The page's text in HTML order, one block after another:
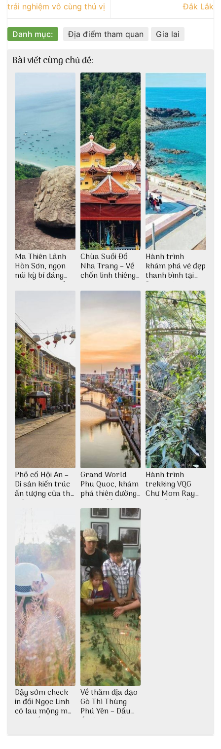
trải nghiệm vô cùng thú vị
Đắk Lắk
Danh mục: Địa điểm tham quan Gia lai
Bài viết cùng chủ đề:
Ma Thiên Lãnh
Hòn Sơn, ngọn
núi kỳ bí đáng
khám phá nhất
Chùa Suối Đổ
Nha Trang – Về
chốn linh thiêng
thiền định
Hành trình
khám phá vẻ đẹp
thanh bình tại
Đảo Phú Quý
Phố cổ Hội An –
Di sản kiến trúc
ấn tượng của thế
giới
Grand World
Phu Quoc, khám
phá thiên đường
giải trí đầy sôi
động
Hành trình
trekking VQG
Chư Mom Ray
tìm về núi rừng
Dậy sớm check-
in đồi Ngọc Linh
cỏ lau mộng mơ
tại Huế nè bạn
Về thăm địa đạo
Gò Thì Thùng
Phú Yên – Dấu
ấn lịch sử còn